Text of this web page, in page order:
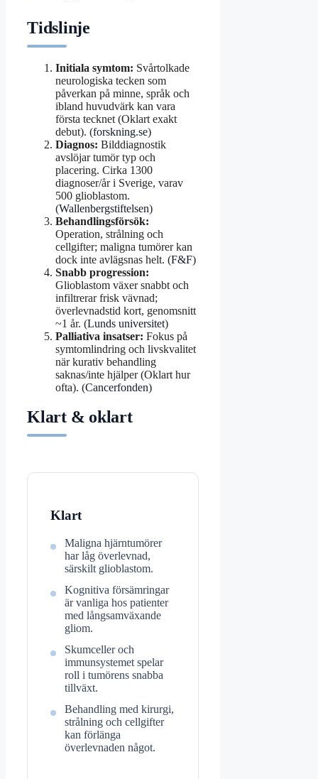
Tidslinje
Initiala symtom: Svårtolkade
neurologiska tecken som
påverkan på minne, språk och
ibland huvudvärk kan vara
första tecknet (Oklart exakt
debut). (forskning.se)
Diagnos: Bilddiagnostik
avslöjar tumör typ och
placering. Cirka 1300
diagnoser/år i Sverige, varav
500 glioblastom.
(Wallenbergstiftelsen)
Behandlingsförsök:
Operation, strålning och
cellgifter; maligna tumörer kan
dock inte avlägsnas helt. (F&F)
Snabb progression:
Glioblastom växer snabbt och
infiltrerar frisk vävnad;
överlevnadstid kort, genomsnitt
~1 år. (Lunds universitet)
Palliativa insatser: Fokus på
symtomlindring och livskvalitet
när kurativ behandling
saknas/inte hjälper (Oklart hur
ofta). (Cancerfonden)
Klart & oklart
Klart
Maligna hjärntumörer
har låg överlevnad,
särskilt glioblastom.
Kognitiva försämringar
är vanliga hos patienter
med långsamväxande
gliom.
Skumceller och
immunsystemet spelar
roll i tumörens snabba
tillväxt.
Behandling med kirurgi,
strålning och cellgifter
kan förlänga
överlevnaden något.